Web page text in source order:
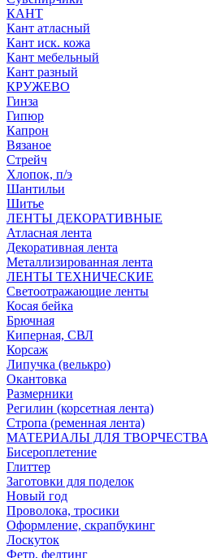
КАНТ
Кант атласный
Кант иск. кожа
Кант мебельный
Кант разный
КРУЖЕВО
Гинза
Гипюр
Капрон
Вязаное
Стрейч
Хлопок, п/э
Шантильи
Шитье
ЛЕНТЫ ДЕКОРАТИВНЫЕ
Атласная лента
Декоративная лента
Металлизированная лента
ЛЕНТЫ ТЕХНИЧЕСКИЕ
Светоотражающие ленты
Косая бейка
Брючная
Киперная, СВЛ
Корсаж
Липучка (велькро)
Окантовка
Размерники
Регилин (корсетная лента)
Стропа (ременная лента)
МАТЕРИАЛЫ ДЛЯ ТВОРЧЕСТВА
Бисероплетение
Глиттер
Заготовки для поделок
Новый год
Проволока, тросики
Оформление, скрапбукинг
Лоскуток
Фетр, фелтинг